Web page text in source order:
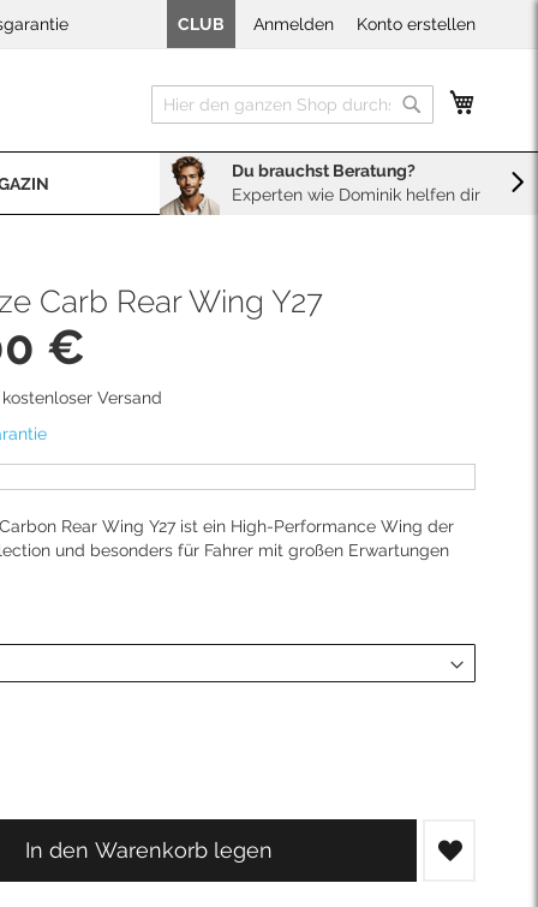
Anmelden Konto erstellen
CLUB
Suche
Du brauchst Beratung?
Experten wie Dominik helfen dir
Carb Rear Wing Y27
€
Versand
Rear Wing Y27 ist ein High-Performance Wing der
und besonders für Fahrer mit großen Erwartungen
In den Warenkorb legen